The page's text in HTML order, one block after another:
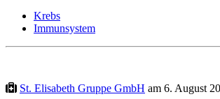
Krebs
Immunsystem
St. Elisabeth Gruppe GmbH am 6. August